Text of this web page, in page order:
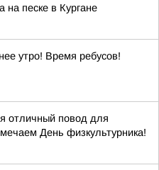
на песке в Кургане
утро! Время ребусов!
отличный повод для
День физкультурника!